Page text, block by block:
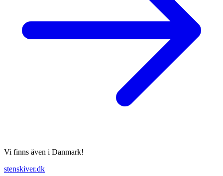
Vi finns även i Danmark!
stenskiver.dk